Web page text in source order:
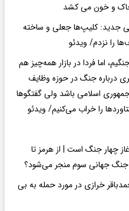
جدید: کلیپ‌ها جعلی و ساخته
را نزدم/ ویدئو
اما فردا در بازار همه‌چیز هم
درباره جنگ در حوزه وظایف
اسلامی باشد ولی گفتگوها
را خراب می‌کنیم/ ویدئو
چهار جنگ است | از هرمز تا
جنگ جهانی سوم منجر می‌شود؟
خرازی در مورد حمله به بی